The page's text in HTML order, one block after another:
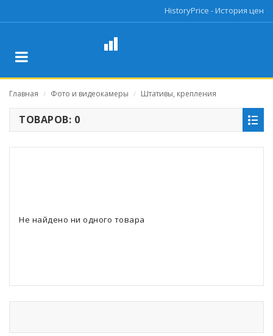
HistoryPrice - История цен
Главная / Фото и видеокамеры / Штативы, крепления
ТОВАРОВ: 0
Не найдено ни одного товара